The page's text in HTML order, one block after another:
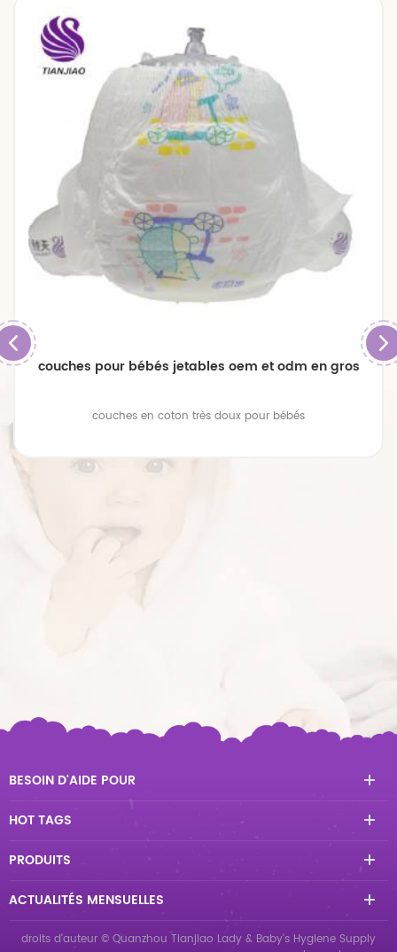
couches pour bébés jetables oem et odm en gros
couches en coton très doux pour bébés
BESOIN D'AIDE POUR
HOT TAGS
PRODUITS
ACTUALITÉS MENSUELLES
droits d'auteur © Quanzhou Tianjiao Lady & Baby's Hygiene Supply